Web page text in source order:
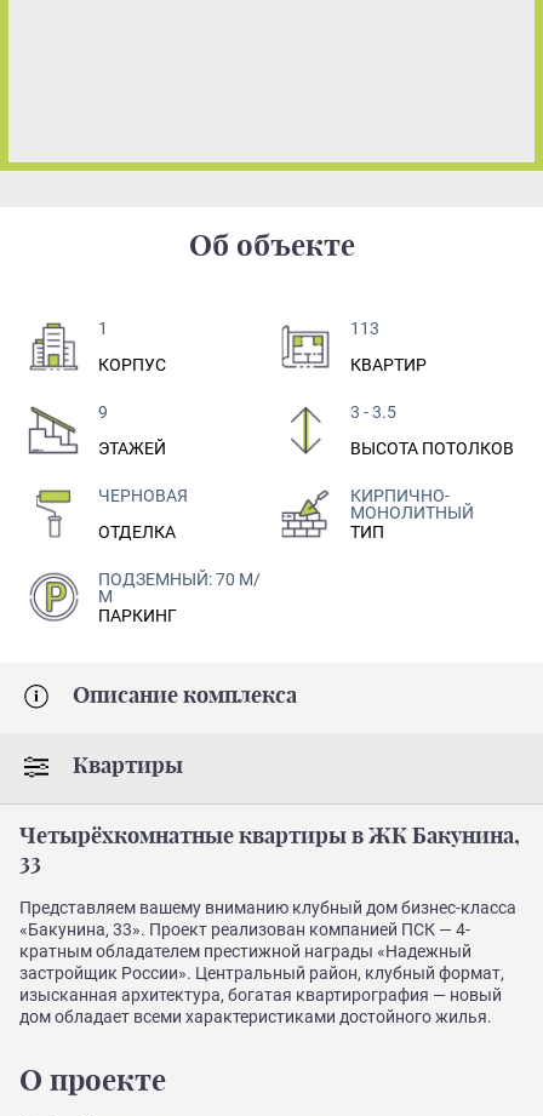
Об объекте
1
КОРПУС
113
КВАРТИР
9
ЭТАЖЕЙ
3 - 3.5
ВЫСОТА ПОТОЛКОВ
ЧЕРНОВАЯ
ОТДЕЛКА
КИРПИЧНО-
МОНОЛИТНЫЙ
ТИП
ПОДЗЕМНЫЙ: 70 М/
М
ПАРКИНГ
Описание комплекса
Квартиры
Четырёхкомнатные квартиры в ЖК Бакунина,
33
Представляем вашему вниманию клубный дом бизнес-класса
«Бакунина, 33». Проект реализован компанией ПСК — 4-
кратным обладателем престижной награды «Надежный
застройщик России». Центральный район, клубный формат,
изысканная архитектура, богатая квартирография — новый
дом обладает всеми характеристиками достойного жилья.
О проекте